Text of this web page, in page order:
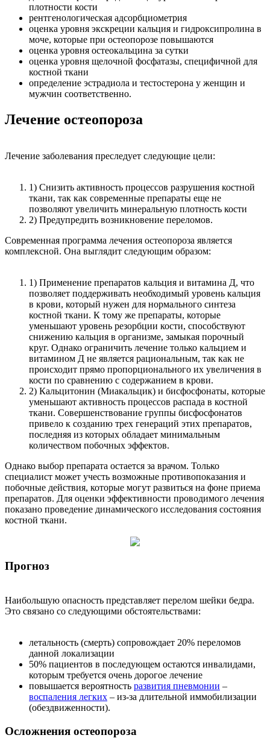
плотности кости
рентгенологическая адсорбциометрия
оценка уровня экскреции кальция и гидроксипролина в
моче, которые при остеопорозе повышаются
оценка уровня остеокальцина за сутки
оценка уровня щелочной фосфатазы, специфичной для
костной ткани
определение эстрадиола и тестостерона у женщин и
мужчин соответственно.
Лечение остеопороза
Лечение заболевания преследует следующие цели:
1) Снизить активность процессов разрушения костной
ткани, так как современные препараты еще не
позволяют увеличить минеральную плотность кости
2) Предупредить возникновение переломов.
Современная программа лечения остеопороза является
комплексной. Она выглядит следующим образом:
1) Применение препаратов кальция и витамина Д, что
позволяет поддерживать необходимый уровень кальция
в крови, который нужен для нормального синтеза
костной ткани. К тому же препараты, которые
уменьшают уровень резорбции кости, способствуют
снижению кальция в организме, замыкая порочный
круг. Однако ограничить лечение только кальцием и
витамином Д не является рациональным, так как не
происходит прямо пропорционального их увеличения в
кости по сравнению с содержанием в крови.
2) Кальцитонин (Миакальцик) и бисфосфонаты, которые
уменьшают активность процессов распада в костной
ткани. Совершенствование группы бисфосфонатов
привело к созданию трех генераций этих препаратов,
последняя из которых обладает минимальным
количеством побочных эффектов.
Однако выбор препарата остается за врачом. Только
специалист может учесть возможные противопоказания и
побочные действия, которые могут развиться на фоне приема
препаратов. Для оценки эффективности проводимого лечения
показано проведение динамического исследования состояния
костной ткани.
Прогноз
Наибольшую опасность представляет перелом шейки бедра.
Это связано со следующими обстоятельствами:
летальность (смерть) сопровождает 20% переломов
данной локализации
50% пациентов в последующем остаются инвалидами,
которым требуется очень дорогое лечение
повышается вероятность развития пневмонии –
воспаления легких – из-за длительной иммобилизации
(обездвиженности).
Осложнения остеопороза